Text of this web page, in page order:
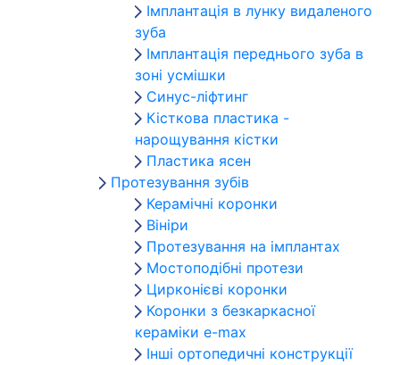
Імплантація в лунку видаленого
зуба
Імплантація переднього зуба в
зоні усмішки
Синус-ліфтинг
Кісткова пластика -
нарощування кістки
Пластика ясен
Протезування зубів
Керамічні коронки
Вініри
Протезування на імплантах
Мостоподібні протези
Цирконієві коронки
Коронки з безкаркасної
кераміки e-max
Інші ортопедичні конструкції